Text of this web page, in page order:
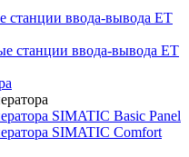
станции ввода-вывода ET
станции ввода-вывода ET
SIMATIC Basic Panel
SIMATIC Comfort